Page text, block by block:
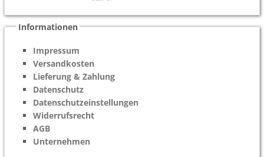
Informationen
Impressum
Versandkosten
Lieferung & Zahlung
Datenschutz
Datenschutzeinstellungen
Widerrufsrecht
AGB
Unternehmen